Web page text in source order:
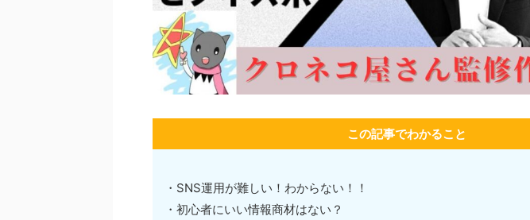
この記事でわかること
・SNS運用が難しい！わからない！！
・初心者にいい情報商材はない？